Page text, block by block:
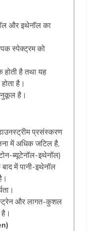
और इथेनॉल का
स्पेक्ट्रम को
होती है तथा यह
है।
है।
प्रसंस्करण
में अधिक जटिल है,
ब्यूटेनॉल-इथेनॉल)
में पानी-इथेनॉल
और लागत-कुशल